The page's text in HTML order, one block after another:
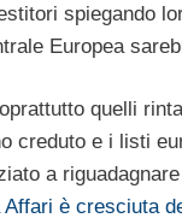
spiegando
Europea
quelli
creduto e i listi
a
è cresciuta